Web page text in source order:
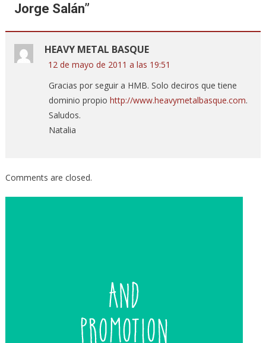
Jorge Salán”
HEAVY METAL BASQUE
12 de mayo de 2011 a las 19:51
Gracias por seguir a HMB. Solo deciros que tiene
dominio propio http://www.heavymetalbasque.com.
Saludos.
Natalia
Comments are closed.